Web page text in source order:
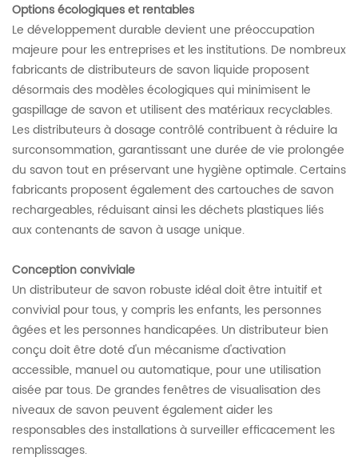
Options écologiques et rentables
Le développement durable devient une préoccupation
majeure pour les entreprises et les institutions. De nombreux
fabricants de distributeurs de savon liquide proposent
désormais des modèles écologiques qui minimisent le
gaspillage de savon et utilisent des matériaux recyclables.
Les distributeurs à dosage contrôlé contribuent à réduire la
surconsommation, garantissant une durée de vie prolongée
du savon tout en préservant une hygiène optimale. Certains
fabricants proposent également des cartouches de savon
rechargeables, réduisant ainsi les déchets plastiques liés
aux contenants de savon à usage unique.
Conception conviviale
Un distributeur de savon robuste idéal doit être intuitif et
convivial pour tous, y compris les enfants, les personnes
âgées et les personnes handicapées. Un distributeur bien
conçu doit être doté d'un mécanisme d'activation
accessible, manuel ou automatique, pour une utilisation
aisée par tous. De grandes fenêtres de visualisation des
niveaux de savon peuvent également aider les
responsables des installations à surveiller efficacement les
remplissages.